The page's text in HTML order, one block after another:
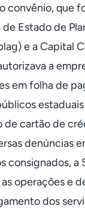
convênio, que
de Estado de
e a Capital
a
em folha de
de cartão de
denúncias
consignados, a
operações e
dos